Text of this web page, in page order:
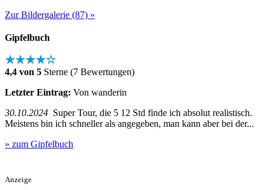
Zur Bildergalerie (87) »
Gipfelbuch
★★★★☆
4,4 von 5 Sterne (7 Bewertungen)
Letzter Eintrag: Von wanderin
30.10.2024 Super Tour, die 5 12 Std finde ich absolut realistisch.
Meistens bin ich schneller als angegeben, man kann aber bei der...
» zum Gipfelbuch
Anzeige